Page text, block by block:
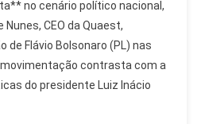
no cenário político nacional,
CEO da Quaest,
de Flávio Bolsonaro (PL) nas
contrasta com a
do presidente Luiz Inácio